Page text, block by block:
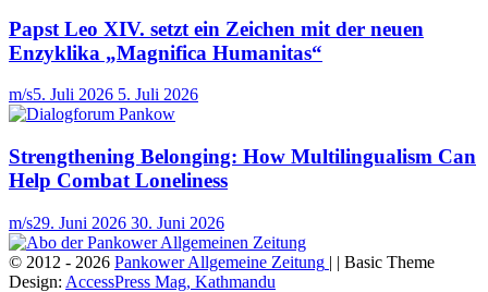
Papst Leo XIV. setzt ein Zeichen mit der neuen
Enzyklika „Magnifica Humanitas“
m/s5. Juli 2026 5. Juli 2026
Strengthening Belonging: How Multilingualism Can
Help Combat Loneliness
m/s29. Juni 2026 30. Juni 2026
© 2012 - 2026 Pankower Allgemeine Zeitung | | Basic Theme
Design: AccessPress Mag, Kathmandu